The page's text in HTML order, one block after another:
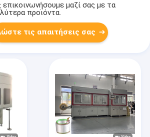
επικοινωνήσουμε μαζί σας με τα
προϊόντα.
τις απαιτήσεις σας